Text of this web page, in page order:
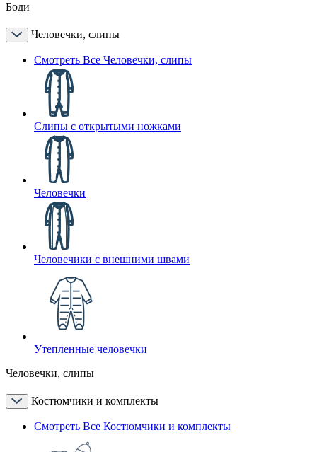
Боди
Человечки, слипы
Смотреть Все Человечки, слипы
Слипы с открытыми ножками
Человечки
Человечики с внешними швами
Утепленные человечки
Человечки, слипы
Костюмчики и комплекты
Смотреть Все Костюмчики и комплекты